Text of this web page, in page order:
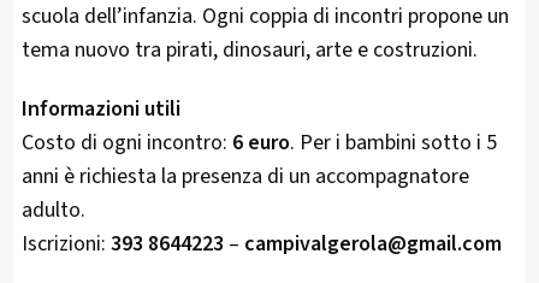
scuola dell’infanzia. Ogni coppia di incontri propone un
tema nuovo tra pirati, dinosauri, arte e costruzioni.
Informazioni utili
Costo di ogni incontro: 6 euro. Per i bambini sotto i 5
anni è richiesta la presenza di un accompagnatore
adulto.
Iscrizioni: 393 8644223 – campivalgerola@gmail.com